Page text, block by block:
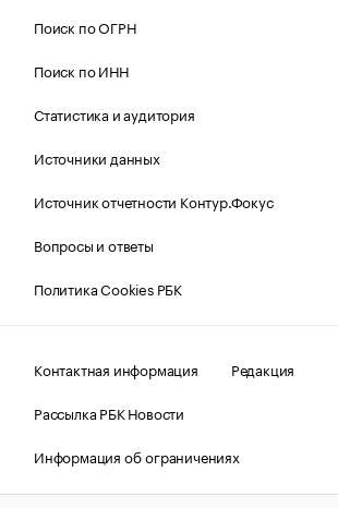
Поиск по ОГРН
Поиск по ИНН
Статистика и аудитория
Источники данных
Источник отчетности Контур.Фокус
Вопросы и ответы
Политика Cookies РБК
Контактная информация
Редакция
Рассылка РБК Новости
Информация об ограничениях
Правовая информация
О соблюдении